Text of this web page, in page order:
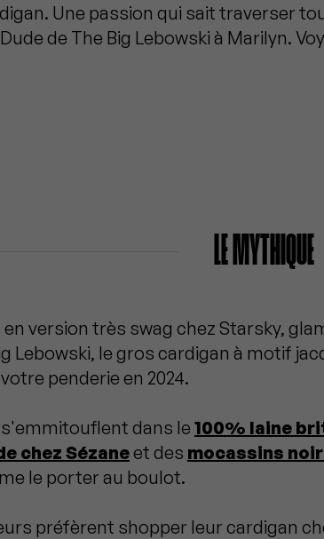
Une passion qui sait traverser
de The Big Lebowski à Marilyn.
LE MYTHIQUE
version très swag chez Starsky,
Lebowski, le gros cardigan à motif
penderie en 2024.
dans le 100% laine
chez Sézaneet des mocassins
le porter au boulot.
préfèrent shopper leur cardigan